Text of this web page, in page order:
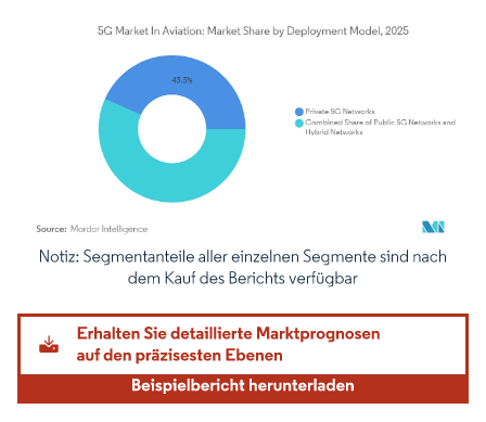
Bild © Mordor Intelligence. Wiederverwendung erfordert Namensnennung